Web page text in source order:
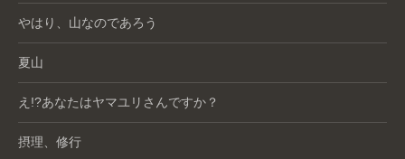
やはり、山なのであろう
夏山
え!?あなたはヤマユリさんですか？
摂理、修行